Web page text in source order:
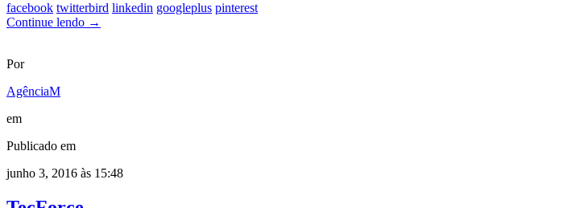
facebook twitterbird linkedin googleplus pinterest
Continue lendo →
Por
AgênciaM
em
Publicado em
junho 3, 2016 às 15:48